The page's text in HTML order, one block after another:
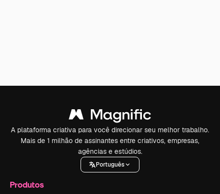
A plataforma criativa para você direcionar seu melhor trabalho.
Mais de 1 milhão de assinantes entre criativos, empresas,
agências e estúdios.
Português
Produtos